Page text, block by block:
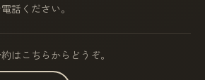
話ください。
はこちらからどうぞ。